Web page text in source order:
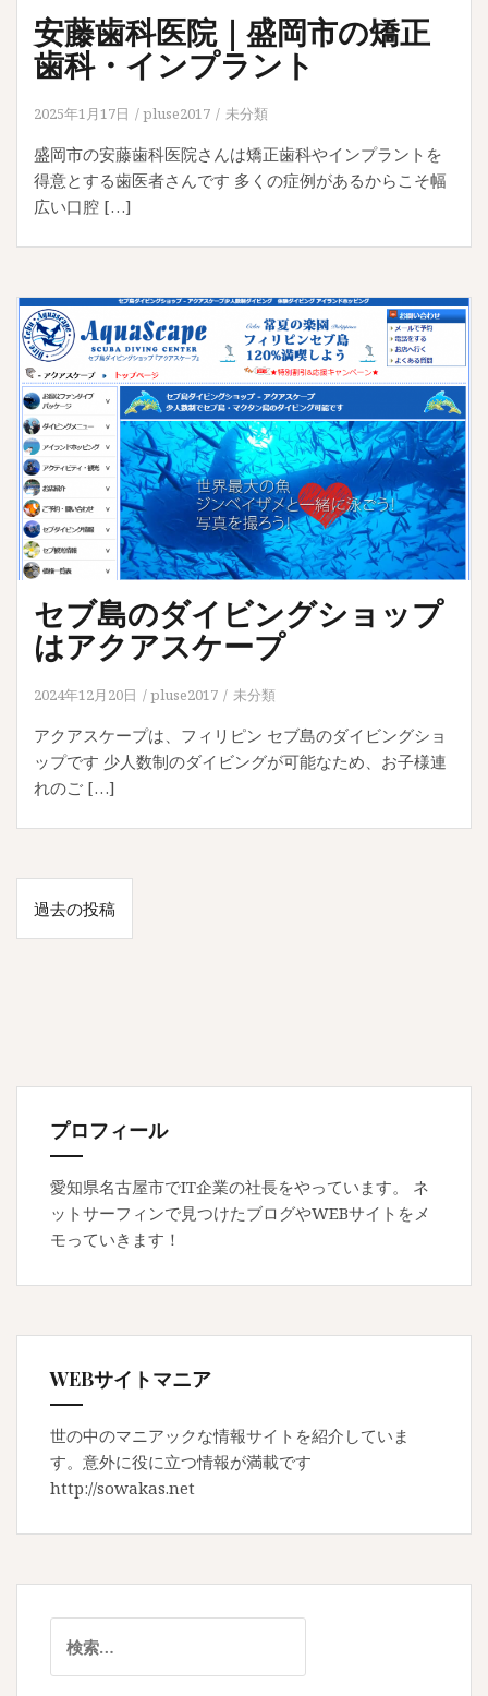
安藤歯科医院｜盛岡市の矯正
歯科・インプラント
2025年1月17日 pluse2017 未分類
盛岡市の安藤歯科医院さんは矯正歯科やインプラントを
得意とする歯医者さんです 多くの症例があるからこそ幅
広い口腔 […]
セブ島のダイビングショップ
はアクアスケープ
2024年12月20日 pluse2017 未分類
アクアスケープは、フィリピン セブ島のダイビングショ
ップです 少人数制のダイビングが可能なため、お子様連
れのご […]
投
ー
過去の投稿
プロフィール
愛知県名古屋市でIT企業の社長をやっています。 ネ
ットサーフィンで見つけたブログやWEBサイトをメ
モっていきます！
WEBサイトマニア
世の中のマニアックな情報サイトを紹介していま
す。意外に役に立つ情報が満載です
http://sowakas.net
: